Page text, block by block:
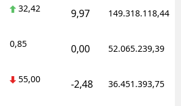
Gümüşhane
32,42 9,97 149.318.118,44
0,85 0,00 52.065.239,39
55,00 -2,48 36.451.393,75